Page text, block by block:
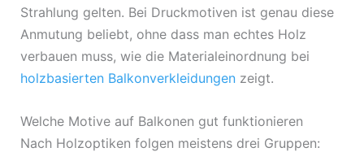
Strahlung gelten. Bei Druckmotiven ist genau diese
Anmutung beliebt, ohne dass man echtes Holz
verbauen muss, wie die Materialeinordnung bei
holzbasierten Balkonverkleidungenzeigt.
Welche Motive auf Balkonen gut funktionieren
Nach Holzoptiken folgen meistens drei Gruppen: